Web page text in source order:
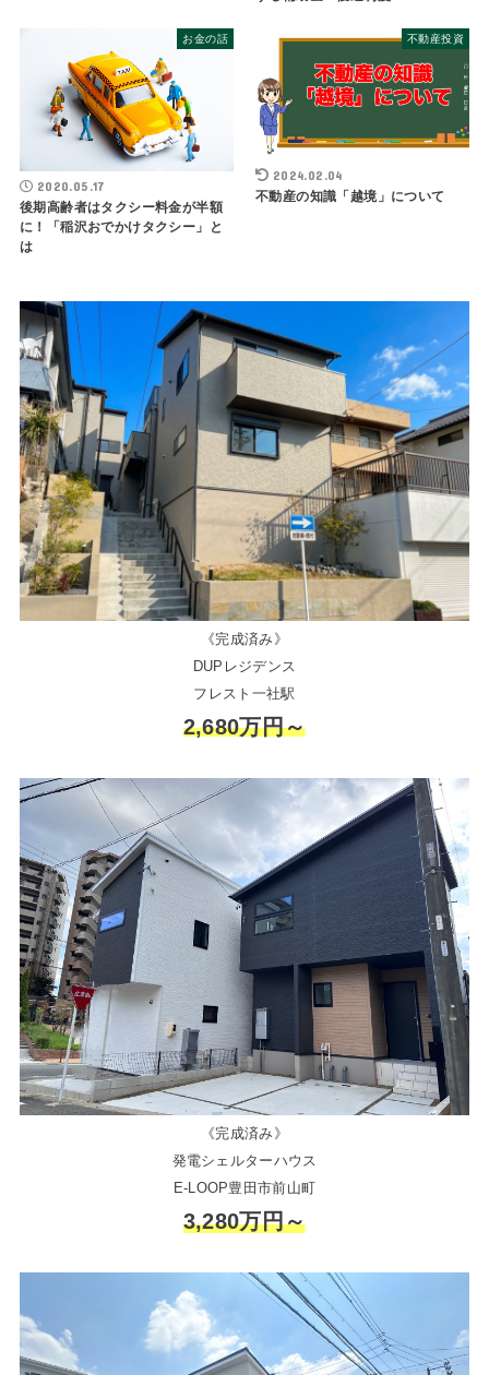
お金の話
2020.05.17
後期高齢者はタクシー料金が半額
に！「稲沢おでかけタクシー」と
は
不動産投資
2024.02.04
不動産の知識「越境」について
《完成済み》
DUPレジデンス
フレスト一社駅
2,680万円～
《完成済み》
発電シェルターハウス
E-LOOP豊田市前山町
3,280万円～